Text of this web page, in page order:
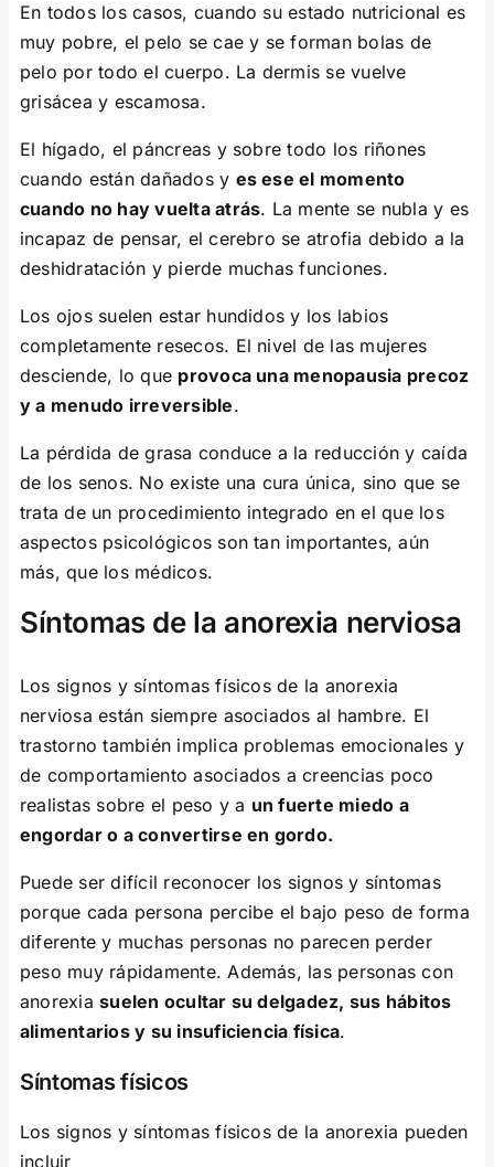
En todos los casos, cuando su estado nutricional es
muy pobre, el pelo se cae y se forman bolas de
pelo por todo el cuerpo. La dermis se vuelve
grisácea y escamosa.
El hígado, el páncreas y sobre todo los riñones
cuando están dañados y es ese el momento
cuando no hay vuelta atrás. La mente se nubla y es
incapaz de pensar, el cerebro se atrofia debido a la
deshidratación y pierde muchas funciones.
Los ojos suelen estar hundidos y los labios
completamente resecos. El nivel de las mujeres
desciende, lo que provoca una menopausia precoz
y a menudo irreversible.
La pérdida de grasa conduce a la reducción y caída
de los senos. No existe una cura única, sino que se
trata de un procedimiento integrado en el que los
aspectos psicológicos son tan importantes, aún
más, que los médicos.
Síntomas de la anorexia nerviosa
Los signos y síntomas físicos de la anorexia
nerviosa están siempre asociados al hambre. El
trastorno también implica problemas emocionales y
de comportamiento asociados a creencias poco
realistas sobre el peso y a un fuerte miedo a
engordar o a convertirse en gordo.
Puede ser difícil reconocer los signos y síntomas
porque cada persona percibe el bajo peso de forma
diferente y muchas personas no parecen perder
peso muy rápidamente. Además, las personas con
anorexiasuelen ocultar su delgadez, sus hábitos
alimentarios y su insuficiencia física.
Síntomas físicos
Los signos y síntomas físicos de la anorexia pueden
incluir